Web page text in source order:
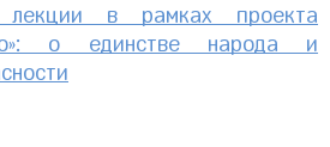
в рамках проекта
о единстве народа и